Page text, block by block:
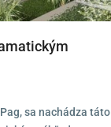
sa nachádza táto